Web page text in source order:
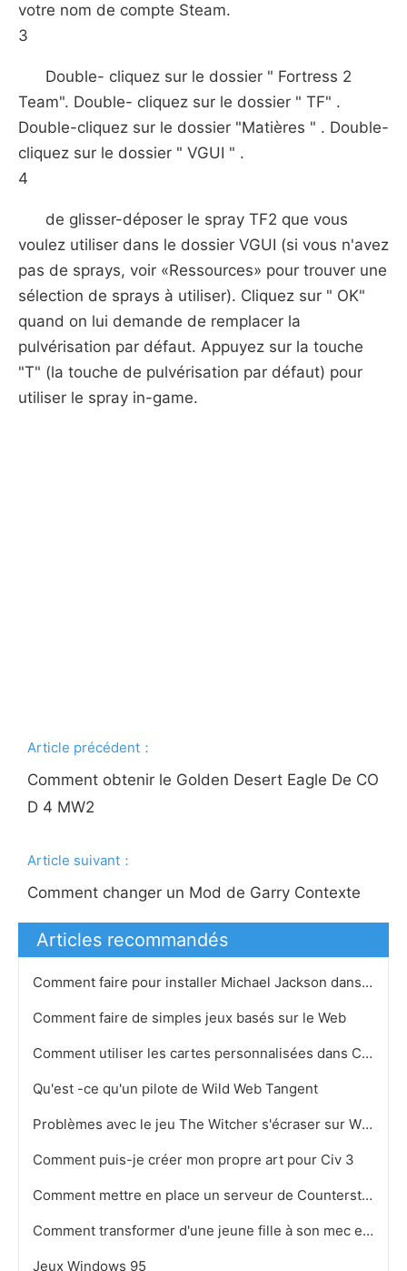
votre nom de compte Steam.
3
Double- cliquez sur le dossier " Fortress 2
Team". Double- cliquez sur le dossier " TF" .
Double-cliquez sur le dossier "Matières " . Double-
cliquez sur le dossier " VGUI " .
4
de glisser-déposer le spray TF2 que vous
voulez utiliser dans le dossier VGUI (si vous n'avez
pas de sprays, voir «Ressources» pour trouver une
sélection de sprays à utiliser). Cliquez sur " OK"
quand on lui demande de remplacer la
pulvérisation par défaut. Appuyez sur la touche
"T" (la touche de pulvérisation par défaut) pour
utiliser le spray in-game.
Article précédent：
Comment obtenir le Golden Desert Eagle De CO
D 4 MW2
Article suivant：
Comment changer un Mod de Garry Contexte
Articles recommandés
Comment faire pour installer Michael Jackson dans Les Sims
Comment faire de simples jeux basés sur le Web
Comment utiliser les cartes personnalisées dans COD4 1.7
Qu'est -ce qu'un pilote de Wild Web Tangent
Problèmes avec le jeu The Witcher s'écraser sur Windows Vista
Comment puis-je créer mon propre art pour Civ 3
Comment mettre en place un serveur de Counterstrike
Comment transformer d'une jeune fille à son mec en IMVU
Jeux Windows 95